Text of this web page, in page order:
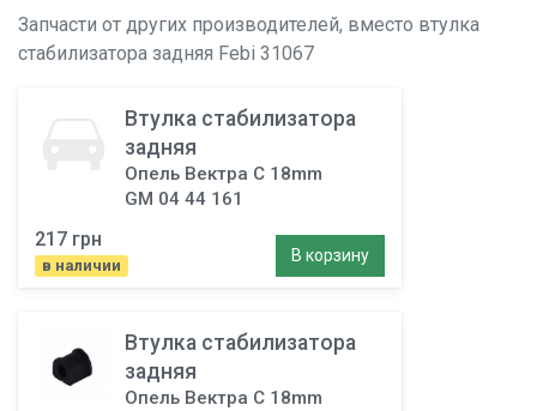
Запчасти от других производителей, вместо втулка
стабилизатора задняя Febi 31067
Втулка стабилизатора
задняя
Опель Вектра C 18mm
GM 04 44 161
217 грн
в наличии
В корзину
Втулка стабилизатора
задняя
Опель Вектра C 18mm